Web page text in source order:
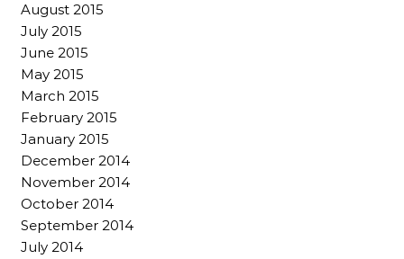
August 2015
July 2015
June 2015
May 2015
March 2015
February 2015
January 2015
December 2014
November 2014
October 2014
September 2014
July 2014